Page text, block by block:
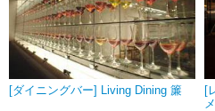
[ダイニングバー] Living Dining 簾
[